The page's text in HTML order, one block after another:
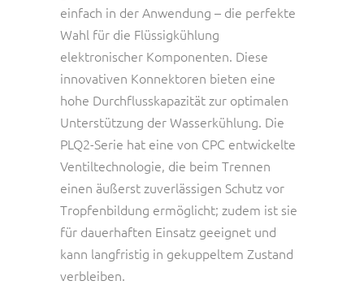
einfach in der Anwendung – die perfekte
Wahl für die Flüssigkühlung
elektronischer Komponenten. Diese
innovativen Konnektoren bieten eine
hohe Durchflusskapazität zur optimalen
Unterstützung der Wasserkühlung. Die
PLQ2-Serie hat eine von CPC entwickelte
Ventiltechnologie, die beim Trennen
einen äußerst zuverlässigen Schutz vor
Tropfenbildung ermöglicht; zudem ist sie
für dauerhaften Einsatz geeignet und
kann langfristig in gekuppeltem Zustand
verbleiben.